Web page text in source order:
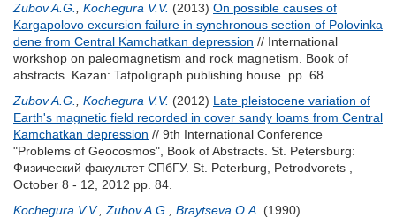
Zubov A.G.
Kochegura V.V. (2013) On possible causes of
Kargapolovo excursion failure in synchronous section of Polovinka
dene from Central Kamchatkan depression // International
workshop on paleomagnetism and rock magnetism. Book of
abstracts. Kazan: Tatpoligraph publishing house. pp. 68.
Zubov A.G.
Kochegura V.V. (2012) Late pleistocene variation of
Earth's magnetic field recorded in cover sandy loams from Central
Kamchatkan depression // 9th International Conference
"Problems of Geocosmos", Book of Abstracts. St. Petersburg:
Физический факультет СПбГУ. St. Peterburg, Petrodvorets ,
October 8 - 12, 2012 pp. 84.
Kochegura V.V. Zubov A.G. Braytseva O.A. (1990)